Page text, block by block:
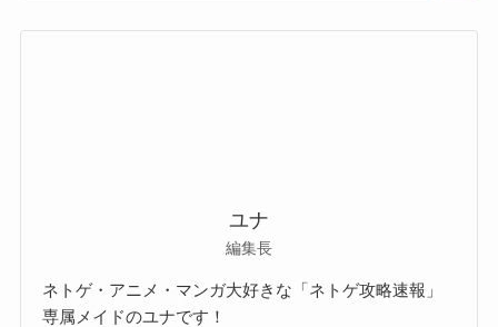
ユナ
編集長
ネトゲ・アニメ・マンガ大好きな「ネトゲ攻略速報」
専属メイドのユナです！